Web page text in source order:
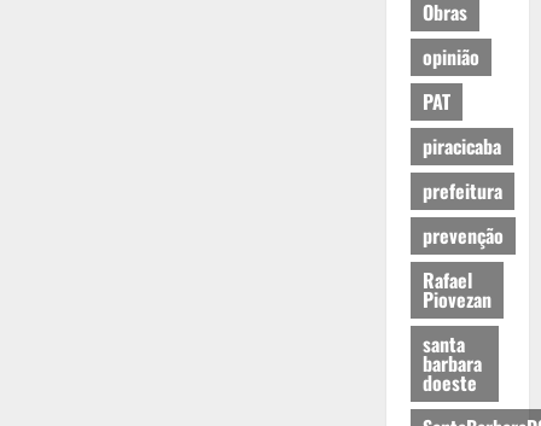
Obras
opinião
PAT
piracicaba
prefeitura
prevenção
Rafael
Piovezan
santa
barbara
doeste